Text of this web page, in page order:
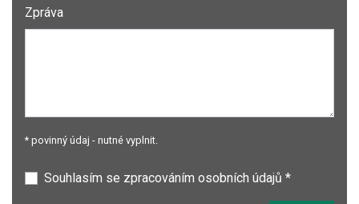
Zpráva
* povinný údaj - nutné vyplnit.
Souhlasím se zpracováním osobních údajů *